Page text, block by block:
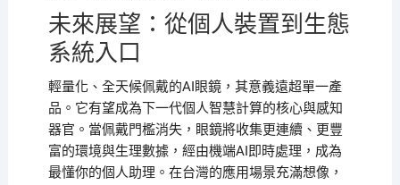
未來展望：從個人裝置到生態
系統入口
輕量化、全天候佩戴的AI眼鏡，其意義遠超單一產
品。它有望成為下一代個人智慧計算的核心與感知
器官。當佩戴門檻消失，眼鏡將收集更連續、更豐
富的環境與生理數據，經由機端AI即時處理，成為
最懂你的個人助理。在台灣的應用場景充滿想像，